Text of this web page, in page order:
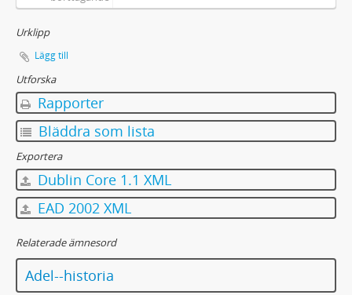
Urklipp
Lägg till
Utforska
Rapporter
Bläddra som lista
Exportera
Dublin Core 1.1 XML
EAD 2002 XML
Relaterade ämnesord
Adel--historia